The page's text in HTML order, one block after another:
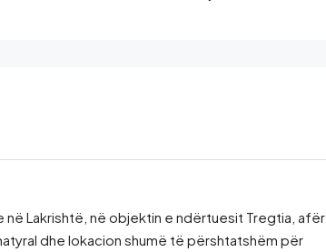
Lakrishtë, në objektin e ndërtuesit Tregtia, afër
dhe lokacion shumë të përshtatshëm për